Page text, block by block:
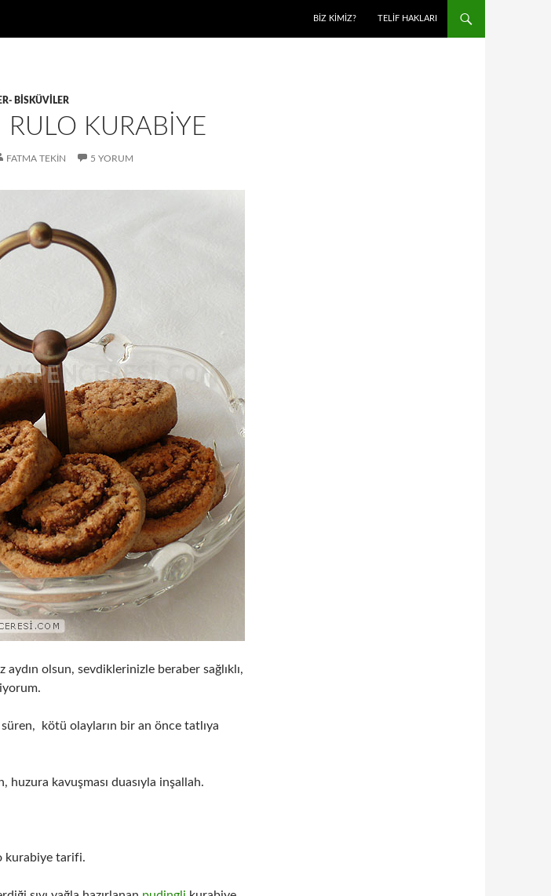
BIZ KIMIZ? TELIF HAKLARI
BISKÜVILER
RULO KURABIYE
FATMA TEKIN 5 YORUM
aydın olsun, sevdiklerinizle beraber sağlıklı,
kötü olayların bir an önce tatlıya
huzura kavuşması duasıyla inşallah.
kurabiye tarifi.